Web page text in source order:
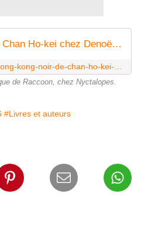
HONG KONG NOIR de Chan Ho-kei chez Denoël / Sueurs froides
de Raccoon, chez Nyctalopes.
#Livres et auteurs